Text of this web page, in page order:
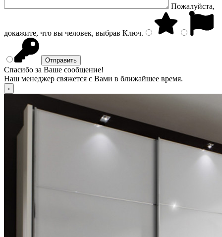
Пожалуйста,
докажите, что вы человек, выбрав Ключ.
Спасибо за Ваше сообщение!
Наш менеджер свяжется с Вами в ближайшее время.